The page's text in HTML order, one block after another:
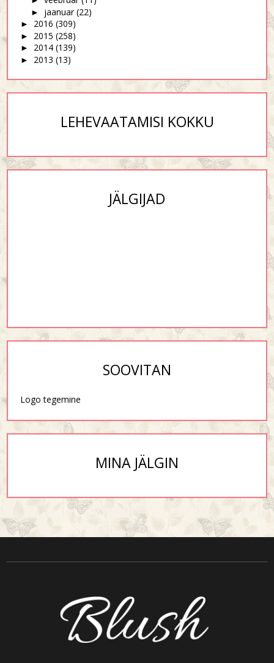
► jaanuar (22)
► 2016 (309)
► 2015 (258)
► 2014 (139)
► 2013 (13)
LEHEVAATAMISI KOKKU
JÄLGIJAD
SOOVITAN
Logo tegemine
MINA JÄLGIN